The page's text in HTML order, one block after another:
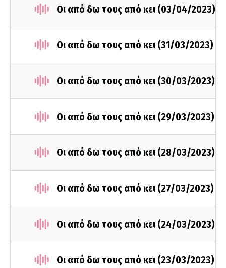
Οι από δω τους από κει (03/04/2023)
Οι από δω τους από κει (31/03/2023)
Οι από δω τους από κει (30/03/2023)
Οι από δω τους από κει (29/03/2023)
Οι από δω τους από κει (28/03/2023)
Οι από δω τους από κει (27/03/2023)
Οι από δω τους από κει (24/03/2023)
Οι από δω τους από κει (23/03/2023)